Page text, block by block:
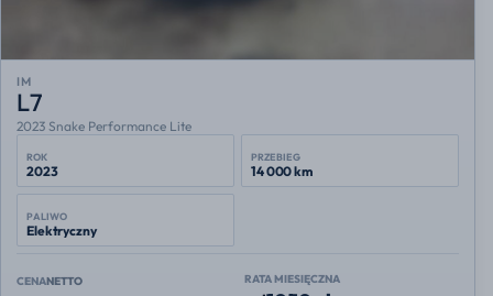
IM
L7
2023 Snake Performance Lite
ROK
2023
PRZEBIEG
14 000 km
PALIWO
Elektryczny
CENANETTO RATA MIESIĘCZNA